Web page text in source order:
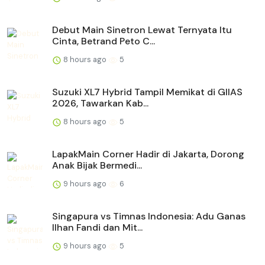
Debut Main Sinetron Lewat Ternyata Itu
Cinta, Betrand Peto C...
8 hours ago 5
Suzuki XL7 Hybrid Tampil Memikat di GIIAS
2026, Tawarkan Kab...
8 hours ago 5
LapakMain Corner Hadir di Jakarta, Dorong
Anak Bijak Bermedi...
9 hours ago 6
Singapura vs Timnas Indonesia: Adu Ganas
Ilhan Fandi dan Mit...
9 hours ago 5